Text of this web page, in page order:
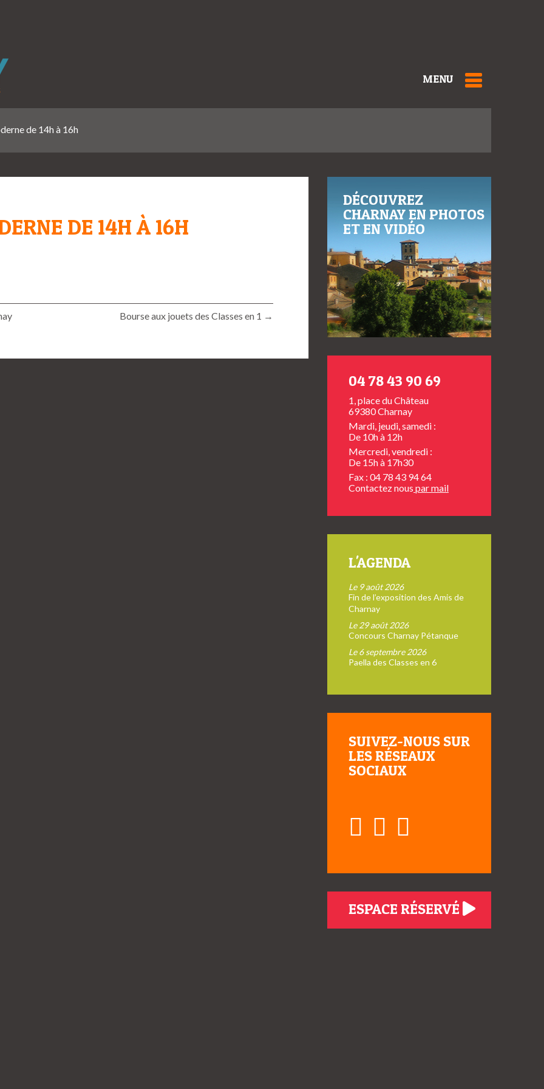
MENU
de 14h à 16h
DE 14H À 16H
Bourse aux jouets des Classes en 1 →
DÉCOUVREZ
CHARNAY EN PHOTOS
ET EN VIDÉO
04 78 43 90 69
1, place du Château
69380 Charnay
Mardi, jeudi, samedi :
De 10h à 12h
Mercredi, vendredi :
De 15h à 17h30
Fax : 04 78 43 94 64
Contactez nous par mail
L'AGENDA
Le 9 août 2026
Fin de l’exposition des Amis de
Charnay
Le 29 août 2026
Concours Charnay Pétanque
Le 6 septembre 2026
Paella des Classes en 6
SUIVEZ-NOUS SUR
LES RÉSEAUX
SOCIAUX
ESPACE RÉSERVÉ